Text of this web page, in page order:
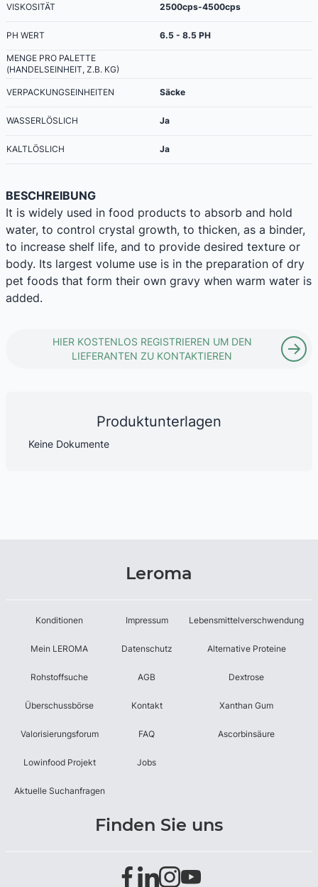
VISKOSITÄT 2500cps-4500cps
PH WERT 6.5 - 8.5 PH
MENGE PRO PALETTE
(HANDELSEINHEIT, Z.B. KG)
VERPACKUNGSEINHEITEN Säcke
WASSERLÖSLICH Ja
KALTLÖSLICH Ja
BESCHREIBUNG
It is widely used in food products to absorb and hold
water, to control crystal growth, to thicken, as a binder,
to increase shelf life, and to provide desired texture or
body. Its largest volume use is in the preparation of dry
pet foods that form their own gravy when warm water is
added.
HIER KOSTENLOS REGISTRIEREN UM DEN
LIEFERANTEN ZU KONTAKTIEREN
Produktunterlagen
Keine Dokumente
Leroma
Konditionen
Mein LEROMA
Rohstoffsuche
Überschussbörse
Valorisierungsforum
Lowinfood Projekt
Aktuelle Suchanfragen
Impressum
Datenschutz
AGB
Kontakt
FAQ
Jobs
Lebensmittelverschwendung
Alternative Proteine
Dextrose
Xanthan Gum
Ascorbinsäure
Finden Sie uns